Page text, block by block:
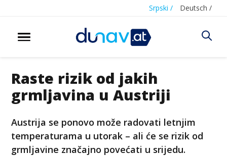
Srpski / Deutsch /
Raste rizik od jakih
grmljavina u Austriji
Austrija se ponovo može radovati letnjim
temperaturama u utorak – ali će se rizik od
grmljavine značajno povećati u srijedu.